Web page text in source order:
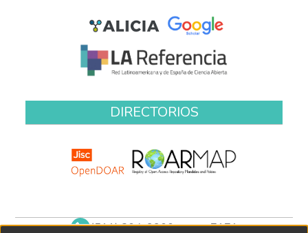
DIRECTORIOS
(511) 204-9900 anexo 7171